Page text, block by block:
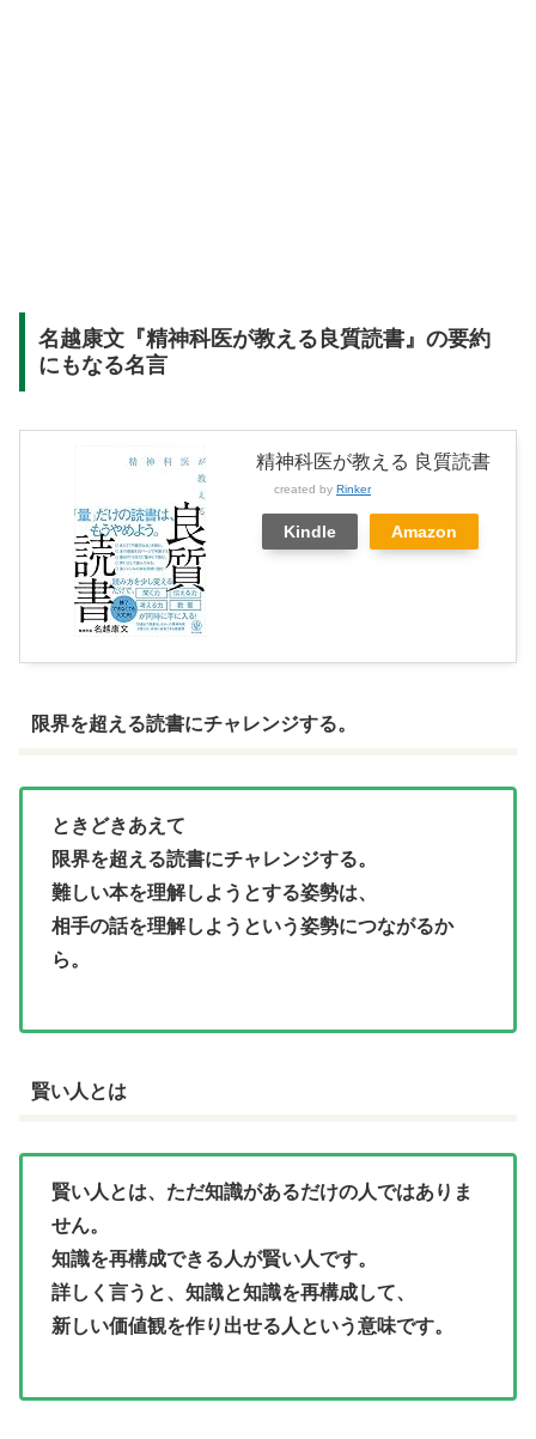
名越康文『精神科医が教える良質読書』の要約
にもなる名言
精神科医が教える 良質読書
created by Rinker
Kindle Amazon
限界を超える読書にチャレンジする。
ときどきあえて
限界を超える読書にチャレンジする。
難しい本を理解しようとする姿勢は、
相手の話を理解しようという姿勢につながるか
ら。
賢い人とは
賢い人とは、ただ知識があるだけの人ではありま
せん。
知識を再構成できる人が賢い人です。
詳しく言うと、知識と知識を再構成して、
新しい価値観を作り出せる人という意味です。